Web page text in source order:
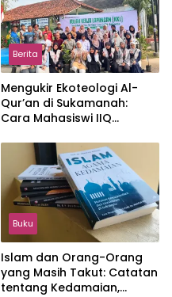
Berita
Mengukir Ekoteologi Al-
Qur’an di Sukamanah:
Cara Mahasiswi IIQ
Jonggol
Buku
Islam dan Orang-Orang
yang Masih Takut: Catatan
tentang Kedamaian,